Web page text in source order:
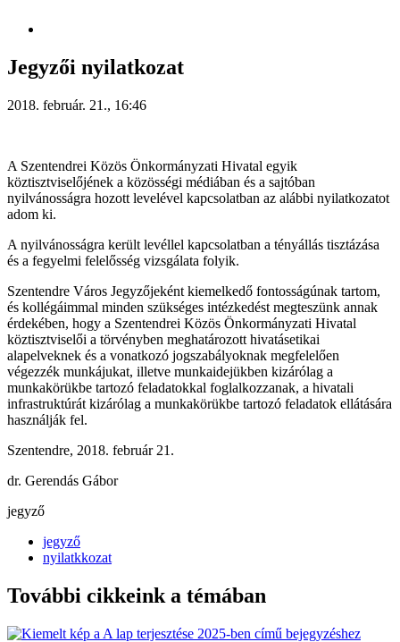
Jegyzői nyilatkozat
2018. február. 21., 16:46
A Szentendrei Közös Önkormányzati Hivatal egyik
köztisztviselőjének a közösségi médiában és a sajtóban
nyilvánosságra hozott levelével kapcsolatban az alábbi nyilatkozatot
adom ki.
A nyilvánosságra került levéllel kapcsolatban a tényállás tisztázása
és a fegyelmi felelősség vizsgálata folyik.
Szentendre Város Jegyzőjeként kiemelkedő fontosságúnak tartom,
és kollégáimmal minden szükséges intézkedést megteszünk annak
érdekében, hogy a Szentendrei Közös Önkormányzati Hivatal
köztisztviselői a törvényben meghatározott hivatásetikai
alapelveknek és a vonatkozó jogszabályoknak megfelelően
végezzék munkájukat, illetve munkaidejükben kizárólag a
munkakörükbe tartozó feladatokkal foglalkozzanak, a hivatali
infrastruktúrát kizárólag a munkakörükbe tartozó feladatok ellátására
használják fel.
Szentendre, 2018. február 21.
dr. Gerendás Gábor
jegyző
jegyző
nyilatkkozat
További cikkeink a témában